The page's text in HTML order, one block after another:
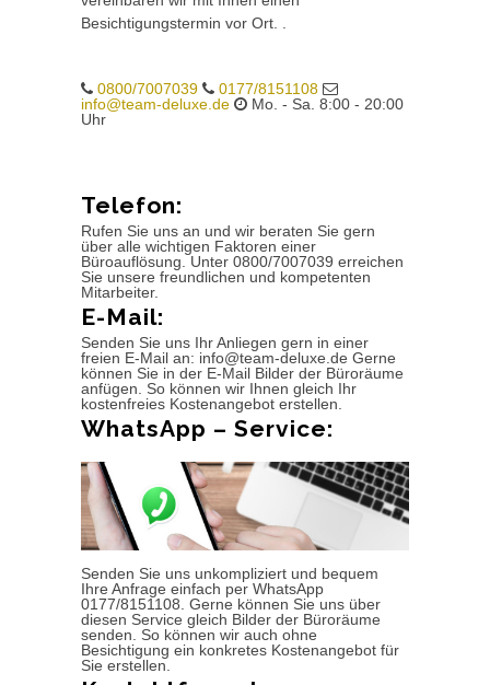
Besichtigungstermin vor Ort. .
0800/7007039
0177/8151108
info@team-deluxe.de
Mo. - Sa. 8:00 - 20:00
Uhr
Telefon:
Rufen Sie uns an und wir beraten Sie gern
über alle wichtigen Faktoren einer
Büroauflösung. Unter 0800/7007039 erreichen
Sie unsere freundlichen und kompetenten
Mitarbeiter.
E-Mail:
Senden Sie uns Ihr Anliegen gern in einer
freien E-Mail an: info@team-deluxe.de Gerne
können Sie in der E-Mail Bilder der Büroräume
anfügen. So können wir Ihnen gleich Ihr
kostenfreies Kostenangebot erstellen.
WhatsApp – Service:
Senden Sie uns unkompliziert und bequem
Ihre Anfrage einfach per WhatsApp
0177/8151108. Gerne können Sie uns über
diesen Service gleich Bilder der Büroräume
senden. So können wir auch ohne
Besichtigung ein konkretes Kostenangebot für
Sie erstellen.